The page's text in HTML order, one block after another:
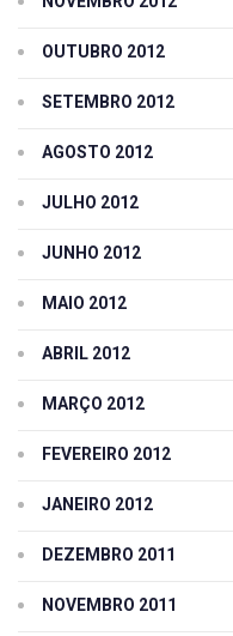
OUTUBRO 2012
SETEMBRO 2012
AGOSTO 2012
JULHO 2012
JUNHO 2012
MAIO 2012
ABRIL 2012
MARÇO 2012
FEVEREIRO 2012
JANEIRO 2012
DEZEMBRO 2011
NOVEMBRO 2011